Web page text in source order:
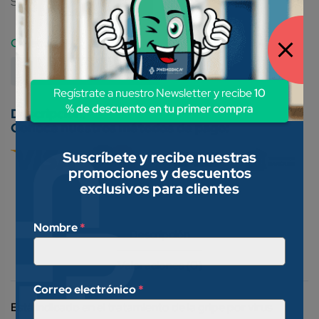
Category:
Medicamentos Genéricos
Conoce nuestros métodos de pago:
Descripción
Valoraciones (0)
Está indicado en el tratamiento de la gripe por virus
Suscríbete y recibe nuestras
promociones y descuentos
exclusivos para clientes
Nombre*
Correo electrónico*
Regístrate a nuestro Newsletter y recibe10
% de descuento en tu primer compra